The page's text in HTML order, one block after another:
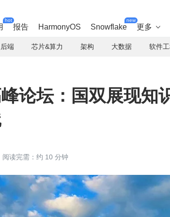
hot
报告 HarmonyOS Snowflake
new
更多 
后端 芯片&算力 架构 大数据 软件
论坛：国双展现知
阅读完需：约 10 分钟